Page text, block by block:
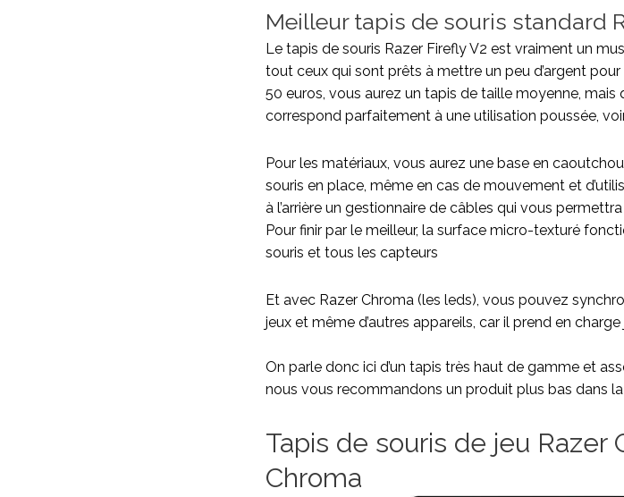
Meilleur tapis de souris standard
Le tapis de souris Razer Firefly V2 est vraiment un
tout ceux qui sont prêts à mettre un peu d’argent
50 euros, vous aurez un tapis de taille moyenne,
correspond parfaitement à une utilisation poussée,
Pour les matériaux, vous aurez une base en
souris en place, même en cas de mouvement et
à l’arrière un gestionnaire de câbles qui vous
Pour finir par le meilleur, la surface micro-texturé
souris et tous les capteurs
Et avec Razer Chroma (les leds), vous pouvez
jeux et même d’autres appareils, car il prend en
On parle donc ici d’un tapis très haut de gamme et
nous vous recommandons un produit plus bas dans
Tapis de souris de jeu Razer
Chroma